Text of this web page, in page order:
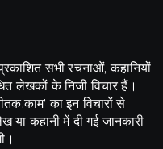
सभी रचनाओं, कहानियों
लेखकों के निजी विचार हैं।
का इन विचारों से
कहानी में दी गई जानकारी